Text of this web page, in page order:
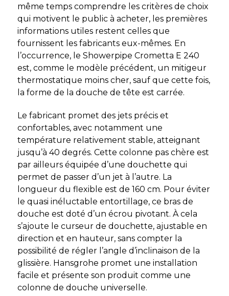
même temps comprendre les critères de choix
qui motivent le public à acheter, les premières
informations utiles restent celles que
fournissent les fabricants eux-mêmes. En
l’occurrence, le Showerpipe Crometta E 240
est, comme le modèle précédent, un mitigeur
thermostatique moins cher, sauf que cette fois,
la forme de la douche de tête est carrée.
Le fabricant promet des jets précis et
confortables, avec notamment une
température relativement stable, atteignant
jusqu’à 40 degrés. Cette colonne pas chère est
par ailleurs équipée d’une douchette qui
permet de passer d’un jet à l’autre. La
longueur du flexible est de 160 cm. Pour éviter
le quasi inéluctable entortillage, ce bras de
douche est doté d’un écrou pivotant. À cela
s’ajoute le curseur de douchette, ajustable en
direction et en hauteur, sans compter la
possibilité de régler l’angle d’inclinaison de la
glissière. Hansgrohe promet une installation
facile et présente son produit comme une
colonne de douche universelle.